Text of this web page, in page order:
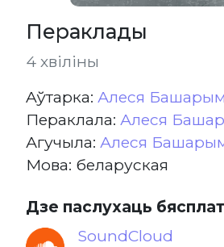
Пераклады
4 хвіліны
Aўтарка: Алеся
Пераклала: Алеся
Агучыла: Алеся
Мова: беларуская
Дзе паслухаць
SoundCloud